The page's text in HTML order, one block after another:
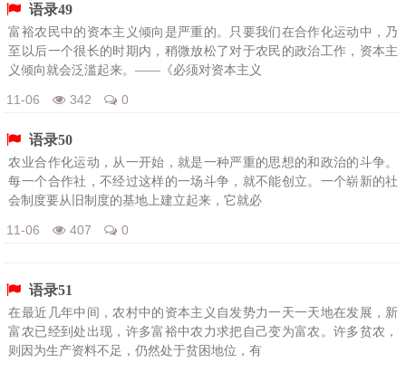
语录49
富裕农民中的资本主义倾向是严重的。只要我们在合作化运动中，乃
至以后一个很长的时期内，稍微放松了对于农民的政治工作，资本主
义倾向就会泛滥起来。——《必须对资本主义
11-06 342 0
语录50
农业合作化运动，从一开始，就是一种严重的思想的和政治的斗争。
每一个合作社，不经过这样的一场斗争，就不能创立。一个崭新的社
会制度要从旧制度的基地上建立起来，它就必
11-06 407 0
语录51
在最近几年中间，农村中的资本主义自发势力一天一天地在发展，新
富农已经到处出现，许多富裕中农力求把自己变为富农。许多贫农，
则因为生产资料不足，仍然处于贫困地位，有